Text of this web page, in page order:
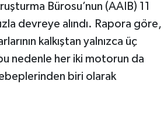
Bürosu’nun (AAIB) 11
devreye alındı. Rapora göre,
kalkıştan yalnızca üç
nedenle her iki motorun da
biri olarak